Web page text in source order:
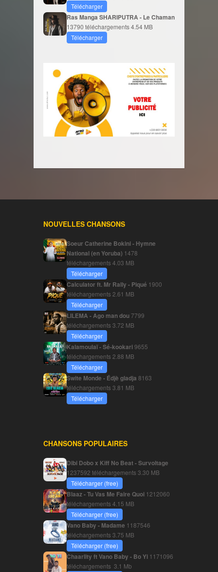
Télécharger
Ras Manga SHARIPUTRA - Le Chaman
13790 téléchargements4.54 MB
Télécharger
NOUVELLES CHANSONS
Soeur Catherine Bokini - Hymne
National (en Yoruba) 1478
téléchargements4.03 MB
Télécharger
Calculator ft. Mr Rally - Piqué 1900
téléchargements 2.61 MB
Télécharger
LILEMA - Ago man dou7799
téléchargements3.72 MB
Télécharger
Kalamoulaï - Sé-kookari9655
téléchargements 2.88 MB
Télécharger
Swite Monde - Édjè gladja 8163
téléchargements3.81 MB
Télécharger
CHANSONS POPULAIRES
Dibi Dobo x Kiff No Beat - Survoltage
1237592 téléchargements3.30 MB
Télécharger (free)
Blaaz - Tu Vas Me Faire Quoi 1212060
téléchargements4.15 MB
Télécharger (free)
Vano Baby - Madame 1187546
téléchargements3.75 MB
Télécharger (free)
Chaarlity ft Vano Baby - Bo Yi 1171096
téléchargements 3.1 Mb